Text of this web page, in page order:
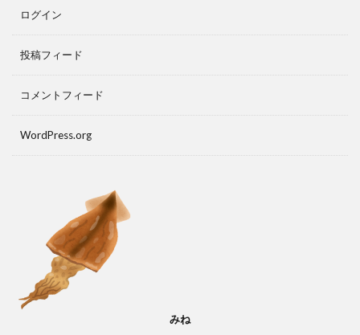
ログイン
投稿フィード
コメントフィード
WordPress.org
みね